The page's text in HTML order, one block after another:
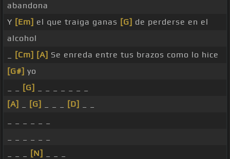
abandona
Y [Em] el que traiga ganas [G] de perderse en el
alcohol
[Cm] [A] Se enreda entre tus brazos como lo hice
[G#] yo
[G]
[A]
[G] [D]
[N]